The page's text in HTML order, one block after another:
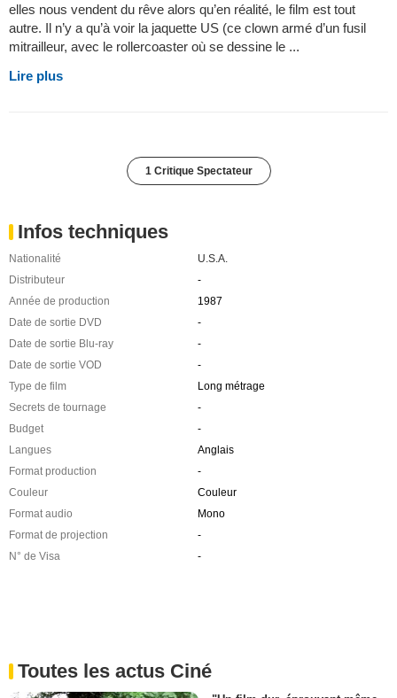
elles nous vendent du rêve alors qu’en réalité, le film est tout
autre. Il n’y a qu’à voir la jaquette US (ce clown armé d’un fusil
mitrailleur, avec le rollercoaster où se dessine le ...
Lire plus
1 Critique Spectateur
Infos techniques
Nationalité
U.S.A.
Distributeur
-
Année de production
1987
Date de sortie DVD
-
Date de sortie Blu-ray
-
Date de sortie VOD
-
Type de film
Long métrage
Secrets de tournage
-
Budget
-
Langues
Anglais
Format production
-
Couleur
Couleur
Format audio
Mono
Format de projection
-
N° de Visa
-
Toutes les actus Ciné